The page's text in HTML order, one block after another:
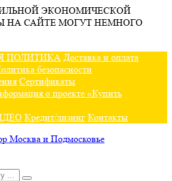
ЭКОНОМИЧЕСКОЙ
НА САЙТЕ МОГУТ НЕМНОГО
ПОЛИТИКА Доставка и оплата
безопасности
Сертификаты
о проекте «Купить
Кредит/лизинг Контакты